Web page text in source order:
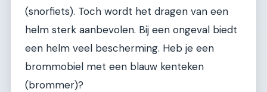
(snorfiets). Toch wordt het dragen van een
helm sterk aanbevolen. Bij een ongeval biedt
een helm veel bescherming. Heb je een
brommobiel met een blauw kenteken
(brommer)?